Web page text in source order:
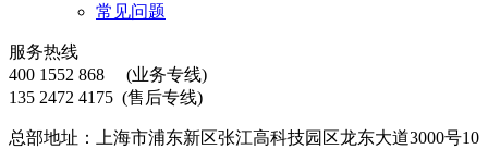
常见问题
服务热线
400 1552 868
(业务专线)
135 2472 4175 (售后专线)
总部地址：上海市浦东新区张江高科技园区龙东大道3000号10